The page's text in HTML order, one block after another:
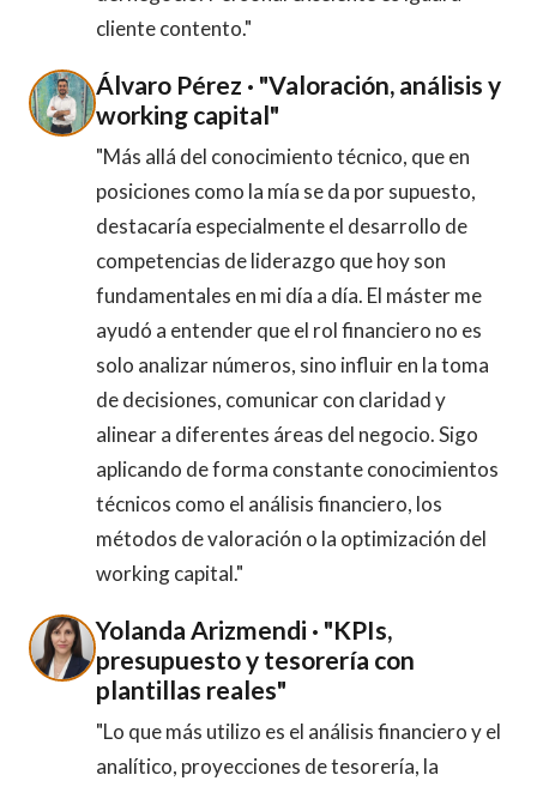
cliente contento."
Álvaro Pérez · "Valoración, análisis y
working capital"
"Más allá del conocimiento técnico, que en
posiciones como la mía se da por supuesto,
destacaría especialmente el desarrollo de
competencias de liderazgo que hoy son
fundamentales en mi día a día. El máster me
ayudó a entender que el rol financiero no es
solo analizar números, sino influir en la toma
de decisiones, comunicar con claridad y
alinear a diferentes áreas del negocio. Sigo
aplicando de forma constante conocimientos
técnicos como el análisis financiero, los
métodos de valoración o la optimización del
working capital."
Yolanda Arizmendi · "KPIs,
presupuesto y tesorería con
plantillas reales"
"Lo que más utilizo es el análisis financiero y el
analítico, proyecciones de tesorería, la